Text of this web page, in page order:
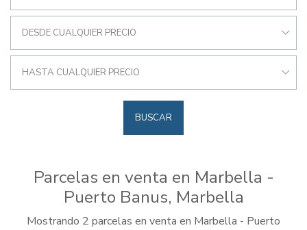
DESDE CUALQUIER PRECIO
HASTA CUALQUIER PRECIO
BUSCAR
Parcelas en venta en Marbella -
Puerto Banus, Marbella
Mostrando 2 parcelas en venta en Marbella - Puerto